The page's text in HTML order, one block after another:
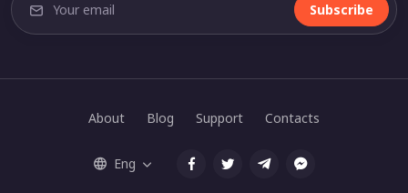
Subscribe
About Blog Support Contacts
Eng